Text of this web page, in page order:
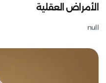
الأمراض العقلية
null